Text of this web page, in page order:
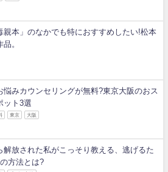
親本」のなかでも特におすすめしたい!松本
。
悩みカウンセリングが無料?東京大阪のおス
ット3選
東京 大阪
解放された私がこっそり教える、逃げるた
方法とは?